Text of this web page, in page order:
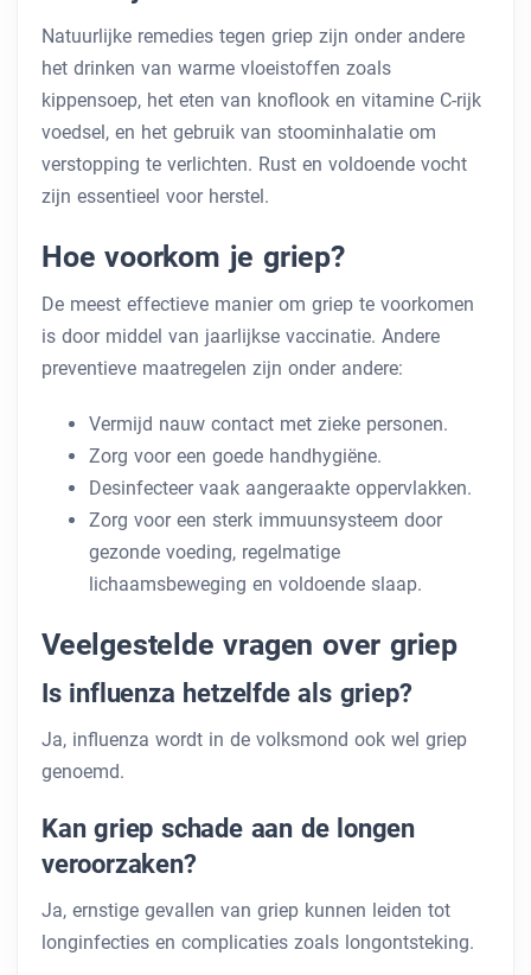
Natuurlijke remedies tegen griep zijn onder andere
het drinken van warme vloeistoffen zoals
kippensoep, het eten van knoflook en vitamine C-rijk
voedsel, en het gebruik van stoominhalatie om
verstopping te verlichten. Rust en voldoende vocht
zijn essentieel voor herstel.
Hoe voorkom je griep?
De meest effectieve manier om griep te voorkomen
is door middel van jaarlijkse vaccinatie. Andere
preventieve maatregelen zijn onder andere:
Vermijd nauw contact met zieke personen.
Zorg voor een goede handhygiëne.
Desinfecteer vaak aangeraakte oppervlakken.
Zorg voor een sterk immuunsysteem door
gezonde voeding, regelmatige
lichaamsbeweging en voldoende slaap.
Veelgestelde vragen over griep
Is influenza hetzelfde als griep?
Ja, influenza wordt in de volksmond ook wel griep
genoemd.
Kan griep schade aan de longen
veroorzaken?
Ja, ernstige gevallen van griep kunnen leiden tot
longinfecties en complicaties zoals longontsteking.